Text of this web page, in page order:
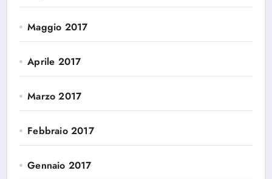
Maggio 2017
Aprile 2017
Marzo 2017
Febbraio 2017
Gennaio 2017